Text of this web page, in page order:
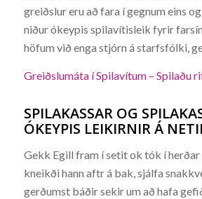
greiðslur eru að fara í gegnum eins
niður ókeypis spilavítisleik fyrir
höfum við enga stjórn á starfsfólki,
Greiðslumáta í Spilavítum – Spilaðu
SPILAKASSAR OG
ÓKEYPIS LEIKIRNIR Á
Gekk Egill fram í setit ok tók í
kneikði hann aftr á bak, sjálfa
gerðumst báðir sekir um að hafa